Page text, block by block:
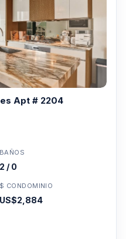
Apt # 2204
BAÑOS
2 / 0
$ CONDOMINIO
US$2,884